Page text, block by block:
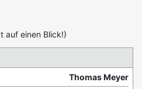
auf einen Blick!)
Thomas Meyer